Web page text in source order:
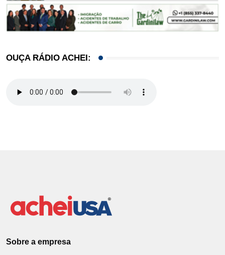
OUÇA RÁDIO ACHEI:
Sobre a empresa